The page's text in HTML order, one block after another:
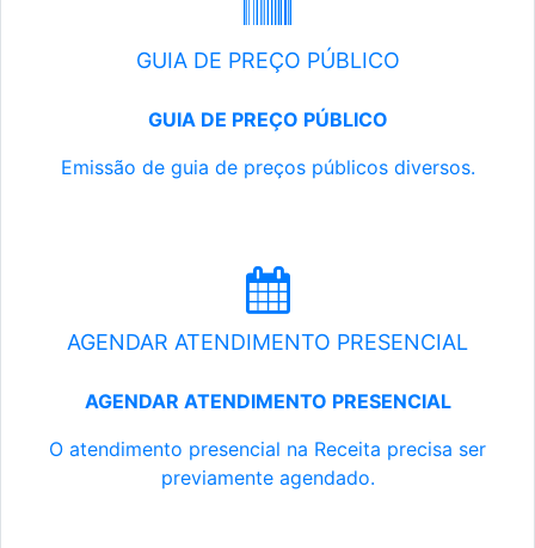
GUIA DE PREÇO PÚBLICO
GUIA DE PREÇO PÚBLICO
Emissão de guia de preços públicos diversos.
AGENDAR ATENDIMENTO PRESENCIAL
AGENDAR ATENDIMENTO PRESENCIAL
O atendimento presencial na Receita precisa ser
previamente agendado.